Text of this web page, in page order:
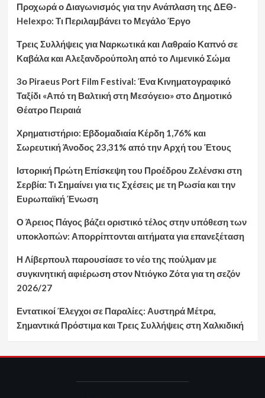
Προχωρά ο Διαγωνισμός για την Ανάπλαση της ΔΕΘ-
Helexpo: Τι Περιλαμβάνει το Μεγάλο Έργο
Τρεις Συλλήψεις για Ναρκωτικά και Λαθραίο Καπνό σε
Καβάλα και Αλεξανδρούπολη από το Λιμενικό Σώμα
3ο Piraeus Port Film Festival: Ένα Κινηματογραφικό
Ταξίδι «Από τη Βαλτική στη Μεσόγειο» στο Δημοτικό
Θέατρο Πειραιά
Χρηματιστήριο: Εβδομαδιαία Κέρδη 1,76% και
Σωρευτική Άνοδος 23,31% από την Αρχή του Έτους
Ιστορική Πρώτη Επίσκεψη του Προέδρου Ζελένσκι στη
Σερβία: Τι Σημαίνει για τις Σχέσεις με τη Ρωσία και την
Ευρωπαϊκή Ένωση
Ο Άρειος Πάγος βάζει οριστικό τέλος στην υπόθεση των
υποκλοπών: Απορρίπτονται αιτήματα για επανεξέταση
Η Λίβερπουλ παρουσίασε το νέο της πούλμαν με
συγκινητική αφιέρωση στον Ντιόγκο Ζότα για τη σεζόν
2026/27
Εντατικοί Έλεγχοι σε Παραλίες: Αυστηρά Μέτρα,
Σημαντικά Πρόστιμα και Τρεις Συλλήψεις στη Χαλκιδική